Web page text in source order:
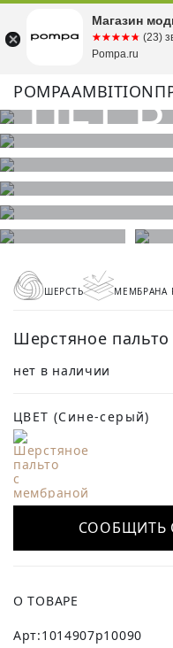
POMPAAMBITION
ШЕРСТЬ МЕМБРАНА
Шерстяное
нет в наличии
ЦВЕТ (Сине-серый)
СООБЩИТЬ
О ТОВАРЕ
Арт:1014907p10090
Магазин
☆☆☆☆☆
★★★★★ (23)
Pompa.ru